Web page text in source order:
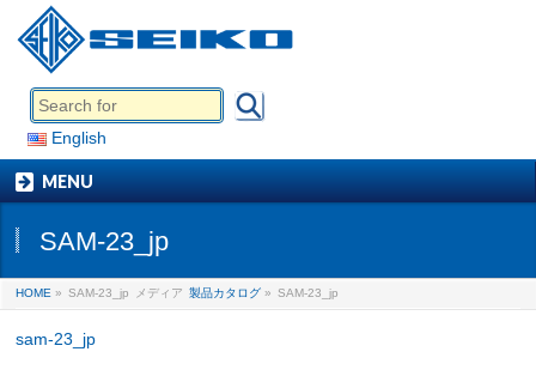
English
MENU
SAM-23_jp
HOME » SAM-23_jp メディア 製品カタログ » SAM-23_jp
sam-23_jp